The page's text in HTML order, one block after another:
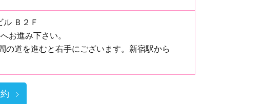
Ｂ２Ｆ
お進み下さい。
の道を進むと右手にございます。新宿駅から